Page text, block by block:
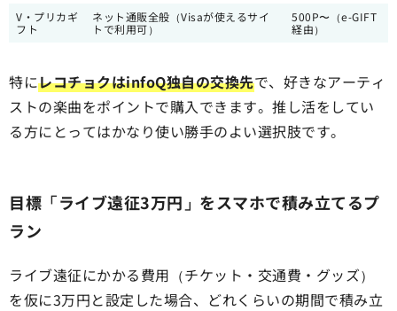
V・プリカギ
フト
ネット通販全般（Visaが使えるサイ
トで利用可）
500P〜（e-GIFT
経由）
特にレコチョクはinfoQ独自の交換先で、好きなアーティ
ストの楽曲をポイントで購入できます。推し活をしてい
る方にとってはかなり使い勝手のよい選択肢です。
目標「ライブ遠征3万円」をスマホで積み立てるプ
ラン
ライブ遠征にかかる費用（チケット・交通費・グッズ）
を仮に3万円と設定した場合、どれくらいの期間で積み立